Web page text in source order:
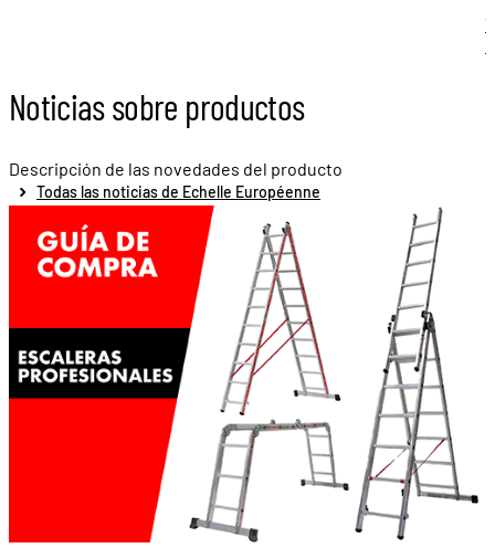
Noticias sobre productos
Descripción de las novedades del producto
Todas las noticias de Echelle Européenne